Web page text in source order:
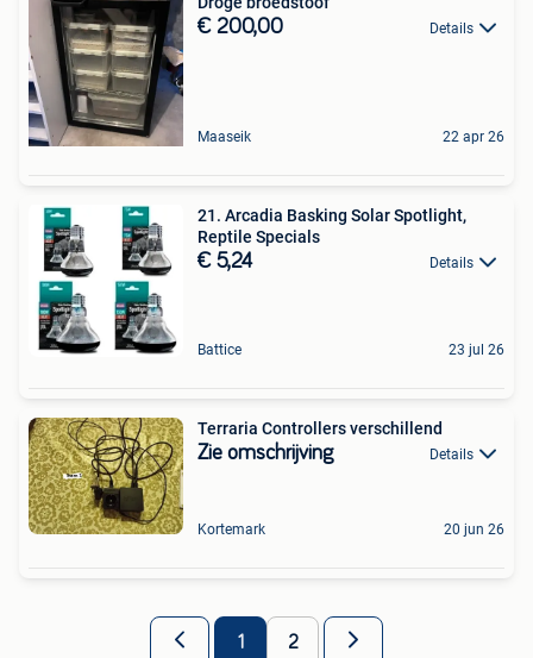
€ 200,00 Details
Maaseik 22 apr 26
21. Arcadia Basking Solar Spotlight,
Reptile Specials
€ 5,24 Details
Battice 23 jul 26
Terraria Controllers verschillend
Zie omschrijving Details
Kortemark 20 jun 26
1 2